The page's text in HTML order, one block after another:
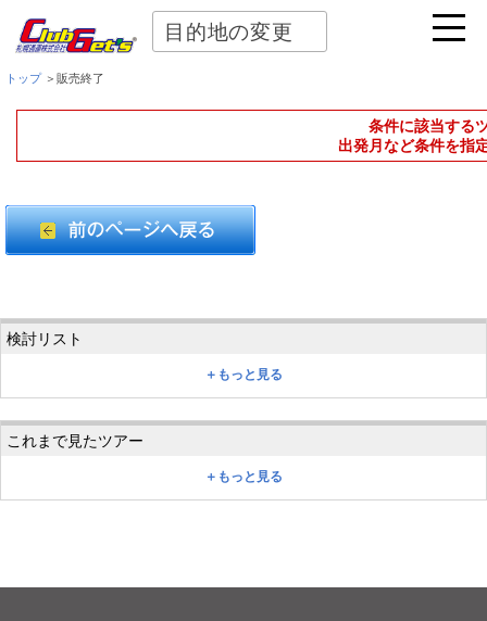
目的地の変更
トップ＞販売終了
条件に該当する
出発月など条件を指
＋もっと見る
＋もっと見る